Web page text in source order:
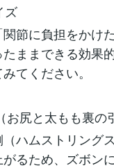
ズ
節に負担をかけ
ままできる効果
てください。
尻と太もも裏の
ハムストリング
るため、ズボン